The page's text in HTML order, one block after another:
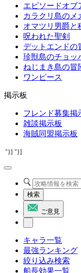
エピソードオブ
カラクリ島のメ
オマツリ男爵と
呪われた聖剣
デットエンドの
珍獣島のチョッ
ねじまき島の冒
ワンピース
掲示板
フレンド募集掲
雑談掲示板
海賊同盟掲示板
"}] "}]
検索
ご意見
キャラ一覧
最強ランキング
絞り込み検索
船長効果一覧